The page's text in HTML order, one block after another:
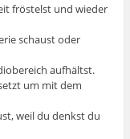
fröstelst und wieder
schaust oder
aufhältst.
um mit dem
weil du denkst du